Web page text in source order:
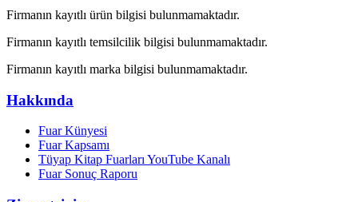
Firmanın kayıtlı ürün bilgisi bulunmamaktadır.
Firmanın kayıtlı temsilcilik bilgisi bulunmamaktadır.
Firmanın kayıtlı marka bilgisi bulunmamaktadır.
Hakkında
Fuar Künyesi
Fuar Kapsamı
Tüyap Kitap Fuarları YouTube Kanalı
Fuar Sonuç Raporu